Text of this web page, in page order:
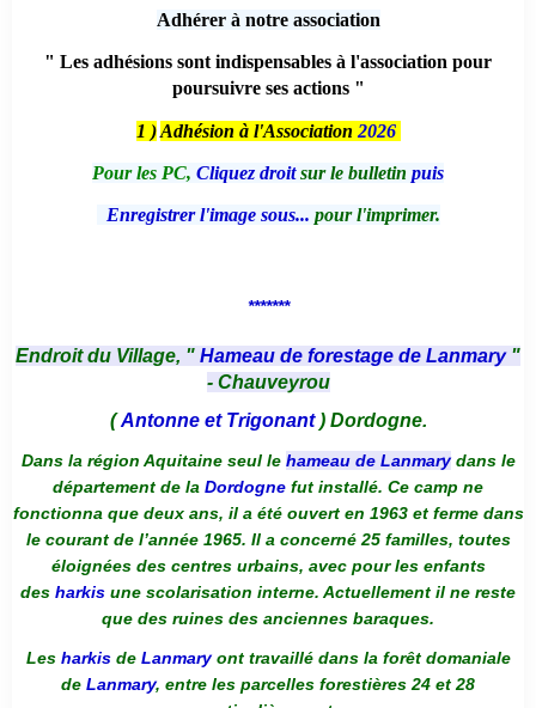
Adhérer à notre association
" Les adhésions sont indispensables à l'association pour
poursuivre ses actions "
1 ) Adhésion à l'Association 2026
Pour les PC, Cliquez droitsur le bulletin puis
Enregistrer l'image sous... pour l'imprimer.
*******
Endroit du Village, " Hameau de forestage de Lanmary "
- Chauveyrou
(Antonne et Trigonant) Dordogne.
Dans la région Aquitaine seul le hameau de Lanmarydans le
département de la Dordogne fut installé. Ce camp ne
fonctionna que deux ans, il a été ouvert en 1963 et ferme dans
le courant de l’année 1965. Il a concerné 25 familles, toutes
éloignées des centres urbains, avec pour les enfants
des harkis une scolarisation interne. Actuellement il ne reste
que des ruines des anciennes baraques.
Les harkis de Lanmaryont travaillé dans la forêt domaniale
de Lanmary, entre les parcelles forestières 24 et 28